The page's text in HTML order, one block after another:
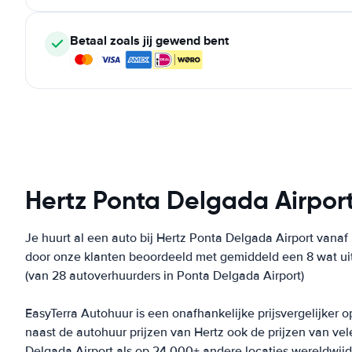
Betaal zoals jij gewend bent
Hertz Ponta Delgada
Je huurt al een auto bij Hertz Ponta Delgada Airport vanaf
door onze klanten beoordeeld met gemiddeld een 8 wat
(van 28 autoverhuurders in Ponta Delgada Airport)
EasyTerra Autohuur is een onafhankelijke prijsvergelijker
naast de autohuur prijzen van Hertz ook de prijzen van